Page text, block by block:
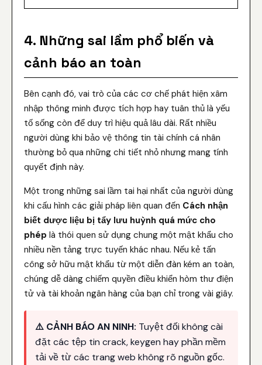
4. Những sai lầm phổ biến và
cảnh báo an toàn
Bên cạnh đó, vai trò của các cơ chế phát hiện xâm
nhập thông minh được tích hợp hay tuân thủ là yếu
tố sống còn để duy trì hiệu quả lâu dài. Rất nhiều
người dùng khi bảo vệ thông tin tài chính cá nhân
thường bỏ qua những chi tiết nhỏ nhưng mang tính
quyết định này.
Một trong những sai lầm tai hại nhất của người dùng
khi cấu hình các giải pháp liên quan đến Cách nhận
biết dược liệu bị tẩy lưu huỳnh quá mức cho
phép là thói quen sử dụng chung một mật khẩu cho
nhiều nền tảng trực tuyến khác nhau. Nếu kẻ tấn
công sở hữu mật khẩu từ một diễn đàn kém an toàn,
chúng dễ dàng chiếm quyền điều khiển hòm thư điện
tử và tài khoản ngân hàng của bạn chỉ trong vài giây.
⚠️ CẢNH BÁO AN NINH: Tuyệt đối không cài
đặt các tệp tin crack, keygen hay phần mềm
tải về từ các trang web không rõ nguồn gốc.